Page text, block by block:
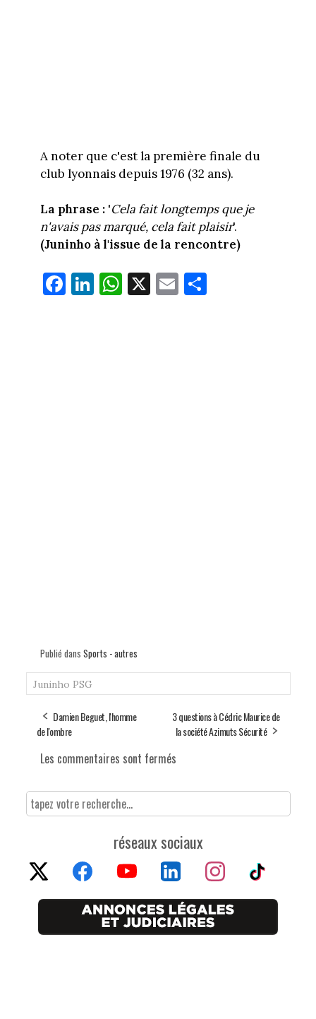
A noter que c'est la première finale du
club lyonnais depuis 1976 (32 ans).
La phrase :'Cela fait longtemps que je
n'avais pas marqué, cela fait plaisir'.
(Juninho à l'issue de la rencontre)
Fa
ce
Li
nk
W
ha
X E
m
Pa
rt
Publié dans Sports - autres
Juninho PSG
Damien Beguet, l'homme
de l'ombre
3 questions à Cédric Maurice de
la société Azimuts Sécurité
Les commentaires sont fermés
réseaux sociaux